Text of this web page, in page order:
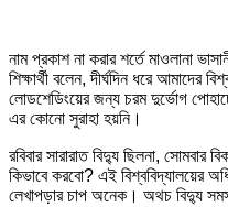
নাম প্রকাশ না করার শর্তে মাওলানা
শিক্ষার্থী বলেন, দীর্ঘদিন ধরে আমাদের
লোডশেডিংয়ের জন্য চরম দুর্ভোগ
এর কোনো সুরাহা হয়নি।
রবিবার সারারাত বিদ্যু ছিলনা,
কিভাবে করবো? এই বিশ্ববিদ্যালয়ের
লেখাপড়ার চাপ অনেক। অথচ বিদ্যু